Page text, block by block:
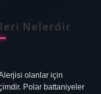
Nelerdir
olanlar için
Polar battaniyeler